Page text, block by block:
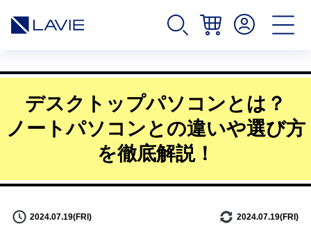
デスクトップパソコンとは？
ノートパソコンとの違いや選び方
を徹底解説！
2024.07.19(FRI) 2024.07.19(FRI)